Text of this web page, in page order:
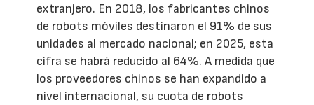
extranjero. En 2018, los fabricantes chinos
de robots móviles destinaron el 91% de sus
unidades al mercado nacional; en 2025, esta
cifra se habrá reducido al 64%. A medida que
los proveedores chinos se han expandido a
nivel internacional, su cuota de robots